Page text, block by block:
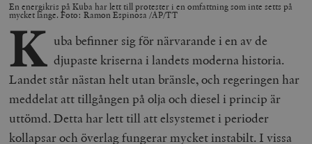
En energikris på Kuba har lett till protester i en omfattning som inte setts på
mycket länge. Foto: Ramon Espinosa /AP/TT
K uba befinner sig för närvarande i en av de
djupaste kriserna i landets moderna historia.
Landet står nästan helt utan bränsle, och regeringen har
meddelat att tillgången på olja och diesel i princip är
uttömd. Detta har lett till att elsystemet i perioder
kollapsar och överlag fungerar mycket instabilt. I vissa